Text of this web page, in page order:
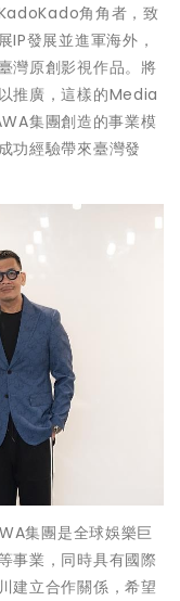
角角者，致
IP發展並進軍海外，
灣原創影視作品。將
推廣，這樣的Media
集團創造的事業模
功經驗帶來臺灣發
集團是全球娛樂巨
事業，同時具有國際
建立合作關係，希望